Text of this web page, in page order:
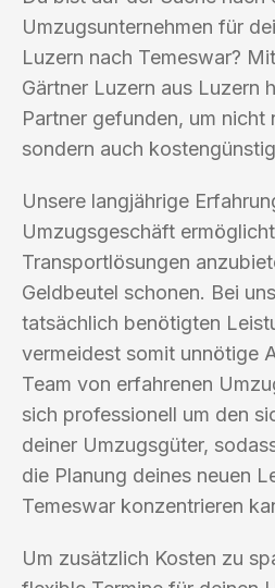
Umzugsunternehmen für
Luzern nach Temeswar?
Gärtner Luzern aus Luzern
Partner gefunden, um nicht
sondern auch
Unsere langjährige
Umzugsgeschäft
Transportlösungen
Geldbeutel schonen. Bei
tatsächlich benötigten
vermeidest somit unnötige
Team von erfahrenen
sich professionell um den
deiner Umzugsgüter,
die Planung deines neuen
Temeswar konzentrieren
Um zusätzlich Kosten zu